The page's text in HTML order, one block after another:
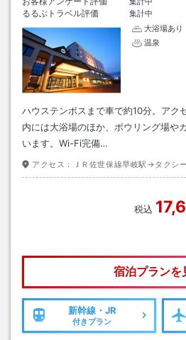
るるぶトラベル評価
集計中
大浴場あり
温泉
ハウステンボスまで車で約10分。アク
内には大浴場のほか、ボウリング場や
います。Wi-Fi完備…
アクセス： ＪＲ佐世保線早岐駅→タクシ
税込
宿泊プランを
新幹線・JR
付きプラン